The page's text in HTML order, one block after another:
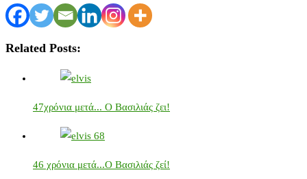
Related Posts:
47χρόνια μετά... Ο Βασιλιάς ζει!
46 χρόνια μετά...Ο Βασιλιάς ζεί!